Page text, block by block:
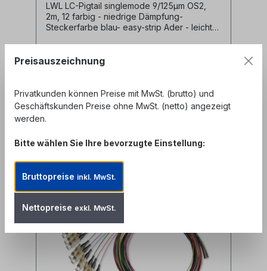
LWL LC-Pigtail singlemode 9/125µm OS2,
2m, 12 farbig - niedrige Dämpfung-
Steckerfarbe blau- easy-strip Ader - leicht
grün, blau, gelb, weiß, grau, braun, violett,
Steckertyp LC
Ab16,99 €*
Details
Preisauszeichnung
Privatkunden können Preise mit MwSt. (brutto) und
Geschäftskunden Preise ohne MwSt. (netto) angezeigt
werden.
Bitte wählen Sie Ihre bevorzugte Einstellung:
Bruttopreise inkl. MwSt.
Nettopreise exkl. MwSt.